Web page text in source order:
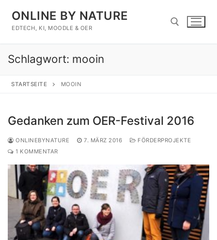
Inhalt
springen
ONLINE BY NATURE
EDTECH, KI, MOODLE & OER
Suchen nach:
Schlagwort: mooin
STARTSEITE MOOIN
Gedanken zum OER-Festival 2016
ONLINEBYNATURE 7. MÄRZ 2016
FÖRDERPROJEKTE
1 KOMMENTAR